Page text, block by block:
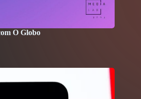
O Globo